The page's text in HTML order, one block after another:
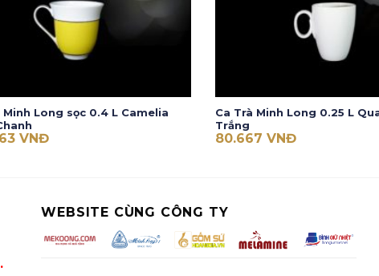
Minh Long sọc 0.4 L Camelia
VNĐ
Ca Trà Minh Long 0.25 L
Trắng
80.667 VNĐ
WEBSITE CÙNG CÔNG TY